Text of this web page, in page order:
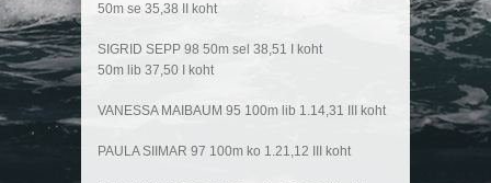
50m se 35,38 II koht
SIGRID SEPP 98 50m sel 38,51 I koht
50m lib 37,50 I koht
VANESSA MAIBAUM 95 100m lib 1.14,31 III koht
PAULA SIIMAR 97 100m ko 1.21,12 III koht